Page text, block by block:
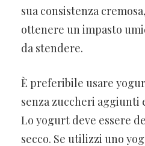
sua consistenza
ottenere un impasto
da stendere.
È preferibile usare
senza zuccheri aggiunti
Lo yogurt deve essere
secco. Se utilizzi uno